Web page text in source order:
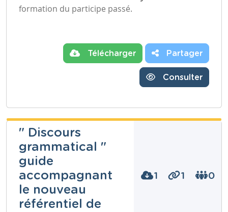
formation du participe passé.
Télécharger Partager
Consulter
" Discours
grammatical "
guide
accompagnant
le nouveau
référentiel de
1 1 0